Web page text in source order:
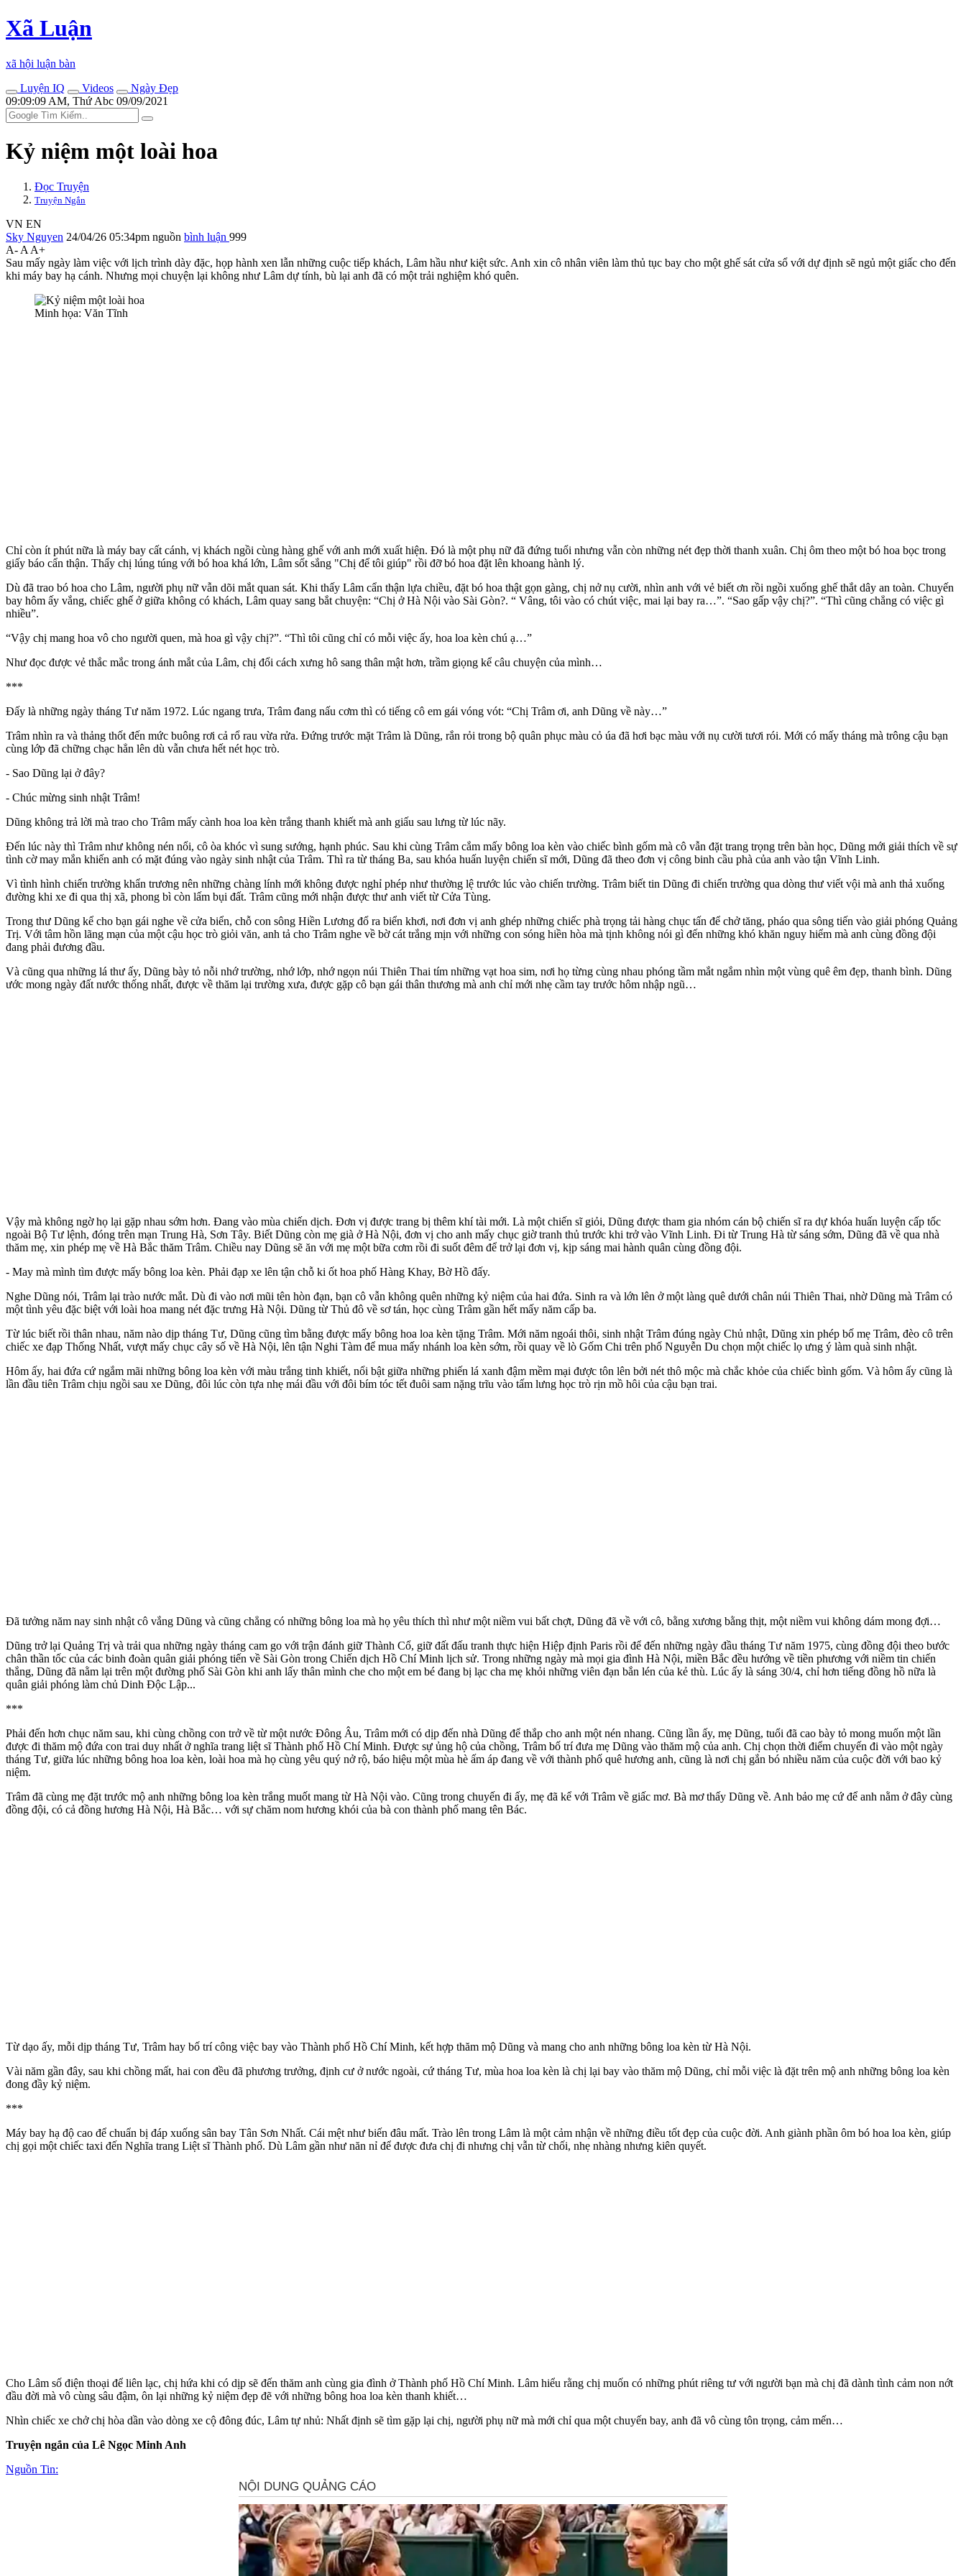
Xã Luận
xã hội luận bàn
Luyện IQ
Videos
Ngày Đẹp
09:09:09 AM, Thứ Abc 09/09/2021
Kỷ niệm một loài hoa
Đọc Truyện
Truyện Ngắn
VN EN
Sky Nguyen 24/04/26 05:34pm nguồn bình luận 999
A- A A+
Sau mấy ngày làm việc với lịch trình dày đặc, họp hành xen lẫn những cuộc tiếp khách, Lâm hầu như kiệt sức. Anh xin cô nhân viên làm thủ tục bay cho một ghế sát cửa sổ với dự định sẽ ngủ một giấc cho đến
khi máy bay hạ cánh. Nhưng mọi chuyện lại không như Lâm dự tính, bù lại anh đã có một trải nghiệm khó quên.
Minh họa: Văn Tĩnh
Chỉ còn ít phút nữa là máy bay cất cánh, vị khách ngồi cùng hàng ghế với anh mới xuất hiện. Đó là một phụ nữ đã đứng tuổi nhưng vẫn còn những nét đẹp thời thanh xuân. Chị ôm theo một bó hoa bọc trong
giấy báo cẩn thận. Thấy chị lúng túng với bó hoa khá lớn, Lâm sốt sắng "Chị để tôi giúp" rồi đỡ bó hoa đặt lên khoang hành lý.
Dù đã trao bó hoa cho Lâm, người phụ nữ vẫn dõi mắt quan sát. Khi thấy Lâm cẩn thận lựa chiều, đặt bó hoa thật gọn gàng, chị nở nụ cười, nhìn anh với vẻ biết ơn rồi ngồi xuống ghế thắt dây an toàn. Chuyến
bay hôm ấy vắng, chiếc ghế ở giữa không có khách, Lâm quay sang bắt chuyện: “Chị ở Hà Nội vào Sài Gòn?. “ Vâng, tôi vào có chút việc, mai lại bay ra…”. “Sao gấp vậy chị?”. “Thì cũng chẳng có việc gì
nhiều”.
“Vậy chị mang hoa vô cho người quen, mà hoa gì vậy chị?”. “Thì tôi cũng chỉ có mỗi việc ấy, hoa loa kèn chú ạ…”
Như đọc được vẻ thắc mắc trong ánh mắt của Lâm, chị đổi cách xưng hô sang thân mật hơn, trầm giọng kể câu chuyện của mình…
***
Đấy là những ngày tháng Tư năm 1972. Lúc ngang trưa, Trâm đang nấu cơm thì có tiếng cô em gái vóng vót: “Chị Trâm ơi, anh Dũng về này…”
Trâm nhìn ra và thảng thốt đến mức buông rơi cả rổ rau vừa rửa. Đứng trước mặt Trâm là Dũng, rắn rỏi trong bộ quân phục màu cỏ úa đã hơi bạc màu với nụ cười tươi rói. Mới có mấy tháng mà trông cậu bạn
cùng lớp đã chững chạc hẳn lên dù vẫn chưa hết nét học trò.
- Sao Dũng lại ở đây?
- Chúc mừng sinh nhật Trâm!
Dũng không trả lời mà trao cho Trâm mấy cành hoa loa kèn trắng thanh khiết mà anh giấu sau lưng từ lúc nãy.
Đến lúc này thì Trâm như không nén nổi, cô òa khóc vì sung sướng, hạnh phúc. Sau khi cùng Trâm cắm mấy bông loa kèn vào chiếc bình gốm mà cô vẫn đặt trang trọng trên bàn học, Dũng mới giải thích về sự
tình cờ may mắn khiến anh có mặt đúng vào ngày sinh nhật của Trâm. Thì ra từ tháng Ba, sau khóa huấn luyện chiến sĩ mới, Dũng đã theo đơn vị công binh cầu phà của anh vào tận Vĩnh Linh.
Vì tình hình chiến trường khẩn trương nên những chàng lính mới không được nghỉ phép như thường lệ trước lúc vào chiến trường. Trâm biết tin Dũng đi chiến trường qua dòng thư viết vội mà anh thả xuống
đường khi xe đi qua thị xã, phong bì còn lấm bụi đất. Trâm cũng mới nhận được thư anh viết từ Cửa Tùng.
Trong thư Dũng kể cho bạn gái nghe về cửa biển, chỗ con sông Hiền Lương đổ ra biển khơi, nơi đơn vị anh ghép những chiếc phà trọng tải hàng chục tấn để chở tăng, pháo qua sông tiến vào giải phóng Quảng
Trị. Với tâm hồn lãng mạn của một cậu học trò giỏi văn, anh tả cho Trâm nghe về bờ cát trắng mịn với những con sóng hiền hòa mà tịnh không nói gì đến những khó khăn nguy hiểm mà anh cùng đồng đội
đang phải đương đầu.
Và cũng qua những lá thư ấy, Dũng bày tỏ nỗi nhớ trường, nhớ lớp, nhớ ngọn núi Thiên Thai tím những vạt hoa sim, nơi họ từng cùng nhau phóng tầm mắt ngắm nhìn một vùng quê êm đẹp, thanh bình. Dũng
ước mong ngày đất nước thống nhất, được về thăm lại trường xưa, được gặp cô bạn gái thân thương mà anh chỉ mới nhẹ cầm tay trước hôm nhập ngũ…
Vậy mà không ngờ họ lại gặp nhau sớm hơn. Đang vào mùa chiến dịch. Đơn vị được trang bị thêm khí tài mới. Là một chiến sĩ giỏi, Dũng được tham gia nhóm cán bộ chiến sĩ ra dự khóa huấn luyện cấp tốc
ngoài Bộ Tư lệnh, đóng trên mạn Trung Hà, Sơn Tây. Biết Dũng còn mẹ già ở Hà Nội, đơn vị cho anh mấy chục giờ tranh thủ trước khi trở vào Vĩnh Linh. Đi từ Trung Hà từ sáng sớm, Dũng đã về qua nhà
thăm mẹ, xin phép mẹ về Hà Bắc thăm Trâm. Chiều nay Dũng sẽ ăn với mẹ một bữa cơm rồi đi suốt đêm để trở lại đơn vị, kịp sáng mai hành quân cùng đồng đội.
- May mà mình tìm được mấy bông loa kèn. Phải đạp xe lên tận chỗ ki ốt hoa phố Hàng Khay, Bờ Hồ đấy.
Nghe Dũng nói, Trâm lại trào nước mắt. Dù đi vào nơi mũi tên hòn đạn, bạn cô vẫn không quên những kỷ niệm của hai đứa. Sinh ra và lớn lên ở một làng quê dưới chân núi Thiên Thai, nhờ Dũng mà Trâm có
một tình yêu đặc biệt với loài hoa mang nét đặc trưng Hà Nội. Dũng từ Thủ đô về sơ tán, học cùng Trâm gần hết mấy năm cấp ba.
Từ lúc biết rồi thân nhau, năm nào dịp tháng Tư, Dũng cũng tìm bằng được mấy bông hoa loa kèn tặng Trâm. Mới năm ngoái thôi, sinh nhật Trâm đúng ngày Chủ nhật, Dũng xin phép bố mẹ Trâm, đèo cô trên
chiếc xe đạp Thống Nhất, vượt mấy chục cây số về Hà Nội, lên tận Nghi Tàm để mua mấy nhánh loa kèn sớm, rồi quay về lò Gốm Chi trên phố Nguyễn Du chọn một chiếc lọ ưng ý làm quà sinh nhật.
Hôm ấy, hai đứa cứ ngắm mãi những bông loa kèn với màu trắng tinh khiết, nổi bật giữa những phiến lá xanh đậm mềm mại được tôn lên bởi nét thô mộc mà chắc khỏe của chiếc bình gốm. Và hôm ấy cũng là
lần đầu tiên Trâm chịu ngồi sau xe Dũng, đôi lúc còn tựa nhẹ mái đầu với đôi bím tóc tết đuôi sam nặng trĩu vào tấm lưng học trò rịn mồ hôi của cậu bạn trai.
Đã tưởng năm nay sinh nhật cô vắng Dũng và cũng chẳng có những bông loa mà họ yêu thích thì như một niềm vui bất chợt, Dũng đã về với cô, bằng xương bằng thịt, một niềm vui không dám mong đợi…
Dũng trở lại Quảng Trị và trải qua những ngày tháng cam go với trận đánh giữ Thành Cổ, giữ đất đấu tranh thực hiện Hiệp định Paris rồi để đến những ngày đầu tháng Tư năm 1975, cùng đồng đội theo bước
chân thần tốc của các binh đoàn quân giải phóng tiến về Sài Gòn trong Chiến dịch Hồ Chí Minh lịch sử. Trong những ngày mà mọi gia đình Hà Nội, miền Bắc đều hướng về tiền phương với niềm tin chiến
thắng, Dũng đã nằm lại trên một đường phố Sài Gòn khi anh lấy thân mình che cho một em bé đang bị lạc cha mẹ khỏi những viên đạn bắn lén của kẻ thù. Lúc ấy là sáng 30/4, chỉ hơn tiếng đồng hồ nữa là
quân giải phóng làm chủ Dinh Độc Lập...
***
Phải đến hơn chục năm sau, khi cùng chồng con trở về từ một nước Đông Âu, Trâm mới có dịp đến nhà Dũng để thắp cho anh một nén nhang. Cũng lần ấy, mẹ Dũng, tuổi đã cao bày tỏ mong muốn một lần
được đi thăm mộ đứa con trai duy nhất ở nghĩa trang liệt sĩ Thành phố Hồ Chí Minh. Được sự ủng hộ của chồng, Trâm bố trí đưa mẹ Dũng vào thăm mộ của anh. Chị chọn thời điểm chuyến đi vào một ngày
tháng Tư, giữa lúc những bông hoa loa kèn, loài hoa mà họ cùng yêu quý nở rộ, báo hiệu một mùa hè ấm áp đang về với thành phố quê hương anh, cũng là nơi chị gắn bó nhiều năm của cuộc đời với bao kỷ
niệm.
Trâm đã cùng mẹ đặt trước mộ anh những bông loa kèn trắng muốt mang từ Hà Nội vào. Cũng trong chuyến đi ấy, mẹ đã kể với Trâm về giấc mơ. Bà mơ thấy Dũng về. Anh bảo mẹ cứ để anh nằm ở đây cùng
đồng đội, có cả đồng hương Hà Nội, Hà Bắc… với sự chăm nom hương khói của bà con thành phố mang tên Bác.
Từ dạo ấy, mỗi dịp tháng Tư, Trâm hay bố trí công việc bay vào Thành phố Hồ Chí Minh, kết hợp thăm mộ Dũng và mang cho anh những bông loa kèn từ Hà Nội.
Vài năm gần đây, sau khi chồng mất, hai con đều đã phương trưởng, định cư ở nước ngoài, cứ tháng Tư, mùa hoa loa kèn là chị lại bay vào thăm mộ Dũng, chỉ mỗi việc là đặt trên mộ anh những bông loa kèn
đong đầy kỷ niệm.
***
Máy bay hạ độ cao để chuẩn bị đáp xuống sân bay Tân Sơn Nhất. Cái mệt như biến đâu mất. Trào lên trong Lâm là một cảm nhận về những điều tốt đẹp của cuộc đời. Anh giành phần ôm bó hoa loa kèn, giúp
chị gọi một chiếc taxi đến Nghĩa trang Liệt sĩ Thành phố. Dù Lâm gần như năn nỉ để được đưa chị đi nhưng chị vẫn từ chối, nhẹ nhàng nhưng kiên quyết.
Cho Lâm số điện thoại để liên lạc, chị hứa khi có dịp sẽ đến thăm anh cùng gia đình ở Thành phố Hồ Chí Minh. Lâm hiểu rằng chị muốn có những phút riêng tư với người bạn mà chị đã dành tình cảm non nớt
đầu đời mà vô cùng sâu đậm, ôn lại những kỷ niệm đẹp đẽ với những bông hoa loa kèn thanh khiết…
Nhìn chiếc xe chở chị hòa dần vào dòng xe cộ đông đúc, Lâm tự nhủ: Nhất định sẽ tìm gặp lại chị, người phụ nữ mà mới chỉ qua một chuyến bay, anh đã vô cùng tôn trọng, cảm mến…
Truyện ngắn của Lê Ngọc Minh Anh
Nguồn Tin: